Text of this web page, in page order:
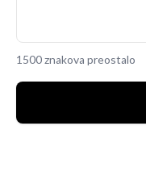
1500 znakova preostalo